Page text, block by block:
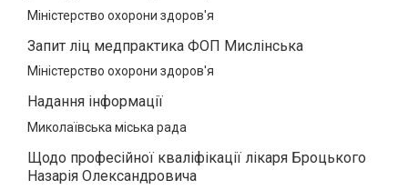
Міністерство охорони здоров'я
Запит ліц медпрактика ФОП Мислінська
Міністерство охорони здоров'я
Надання інформації
Миколаївська міська рада
Щодо професійної кваліфікації лікаря Броцького
Назарія Олександровича